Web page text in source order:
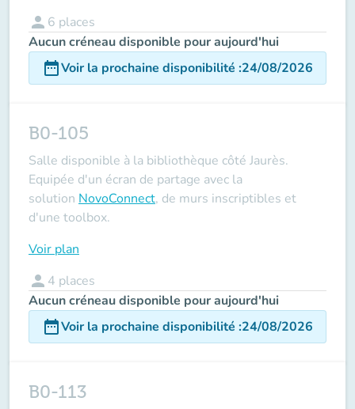
person 6 places
Aucun créneau disponible pour aujourd'hui
date_rangeVoir la prochaine disponibilité :24/08/2026
B0-105
Salle disponible à la bibliothèque côté Jaurès.
Equipée d'un écran de partage avec la
solution NovoConnect, de murs inscriptibles et
d'une toolbox.
Voir plan
person 4 places
Aucun créneau disponible pour aujourd'hui
date_rangeVoir la prochaine disponibilité :24/08/2026
B0-113